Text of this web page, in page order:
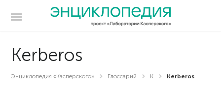
Kerberos
Энциклопедия «Касперского» Глоссарий K Kerberos